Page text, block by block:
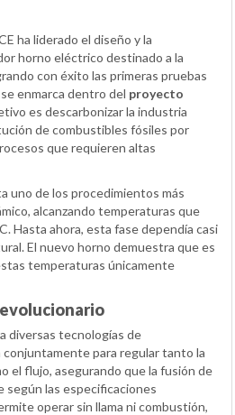
ha liderado el diseño y la
horno eléctrico destinado a la
con éxito las primeras pruebas
enmarca dentro del proyecto
es descarbonizar la industria
de combustibles fósiles por
que requieren altas
uno de los procedimientos más
alcanzando temperaturas que
Hasta ahora, esta fase dependía casi
El nuevo horno demuestra que es
temperaturas únicamente
diversas tecnologías de
para regular tanto la
el flujo, asegurando que la fusión de
según las especificaciones
operar sin llama ni combustión,